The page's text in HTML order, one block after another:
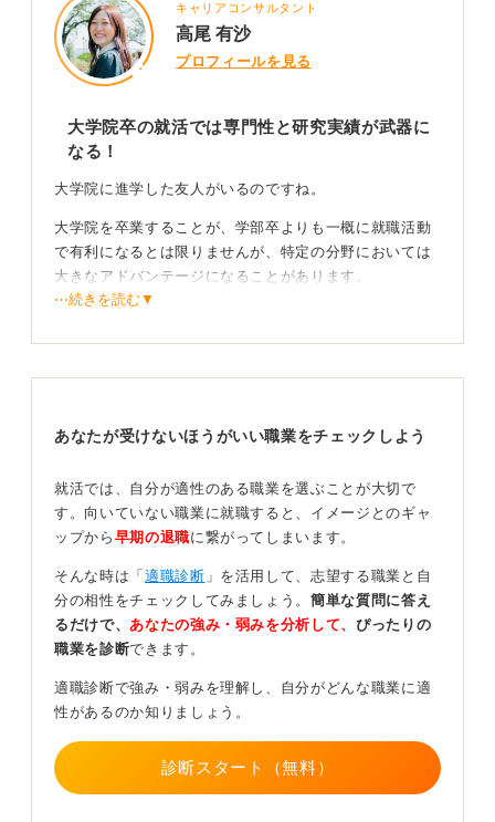
キャリアコンサルタント
高尾 有沙
プロフィールを見る
大学院卒の就活では専門性と研究実績が武器に
なる！
大学院に進学した友人がいるのですね。
大学院を卒業することが、学部卒よりも一概に就職活動
で有利になるとは限りませんが、特定の分野においては
大きなアドバンテージになることがあります。
企業が求める専門性と合致すれば大きな強みにな
企業側は、大学院卒の学生に対して、学部卒の学生より
も高いレベルの専門知識や問題解決能力、そして自律的
そのため、自分の研究内容や専門分野が、応募する企業
の事業内容や求める人物像と合致していれば、非常に有
利に選考を進められる可能性があります。
ただし、専門性が高すぎると、逆に応募できる企業の範
囲が狭まるという側面もあります。
大切なのは、大学院で何を学び、どのようなスキルを身
に付け、それを社会でどのように活かしていきたいのか
⋯続きを読む▼
あなたが受けないほうがいい職業をチェックしよう
就活では、自分が適性のある職業を選ぶことが大切で
す。向いていない職業に就職すると、イメージとのギャ
ップから 早期の退職に繋がってしまいます。
そんな時は「 適職診断 」を活用して、志望する職業と自
分の相性をチェックしてみましょう。簡単な質問に答え
るだけで、 あなたの強み・弱みを分析して、 ぴったりの
職業を診断できます。
適職診断で強み・弱みを理解し、自分がどんな職業に適
性があるのか知りましょう。
診断スタート（無料）